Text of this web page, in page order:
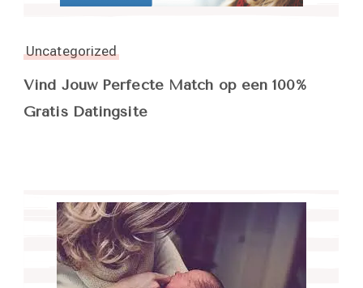
Uncategorized
Vind Jouw Perfecte Match op een 100%
Gratis Datingsite